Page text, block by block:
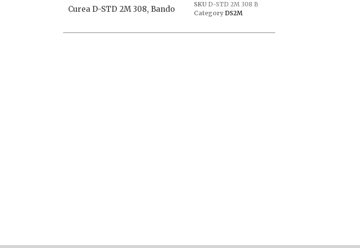
Curea D-STD 2M 308, Bando SKU D-STD 2M 308 B
Category DS2M